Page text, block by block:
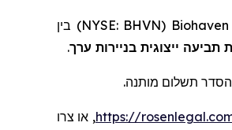
(
NYSE: BHVN) בין
תביעה ייצוגית בניירות ערך.
הסדר תשלום מותנה.
https://, או צרו